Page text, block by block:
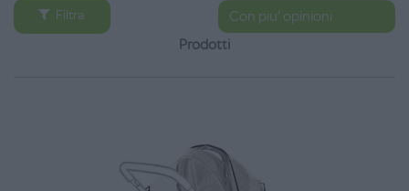
Filtra
Prodotti